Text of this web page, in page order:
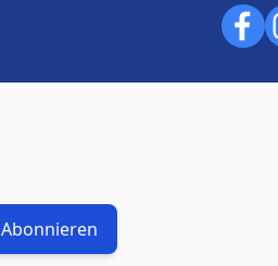
Abonnieren